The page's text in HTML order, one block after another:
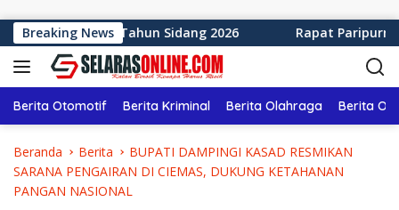
Breaking News
Tahun Sidang 2026 Rapat Paripurna ke-12
Berita Otomotif Berita Kriminal Berita Olahraga Berita
Beranda Berita
BUPATI DAMPINGI KASAD RESMIKAN
SARANA PENGAIRAN DI CIEMAS, DUKUNG KETAHANAN
PANGAN NASIONAL